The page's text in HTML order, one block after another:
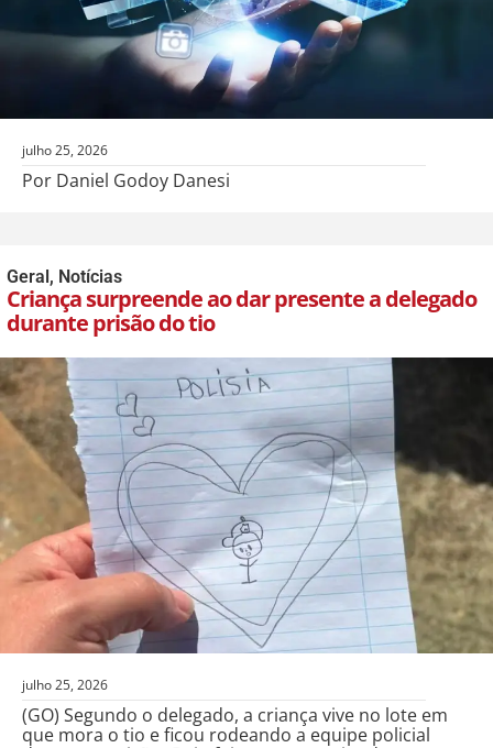
julho 25, 2026
Por Daniel Godoy Danesi
Geral, Notícias
Criança surpreende ao dar presente a delegado
durante prisão do tio
julho 25, 2026
(GO) Segundo o delegado, a criança vive no lote em
que mora o tio e ficou rodeando a equipe policial